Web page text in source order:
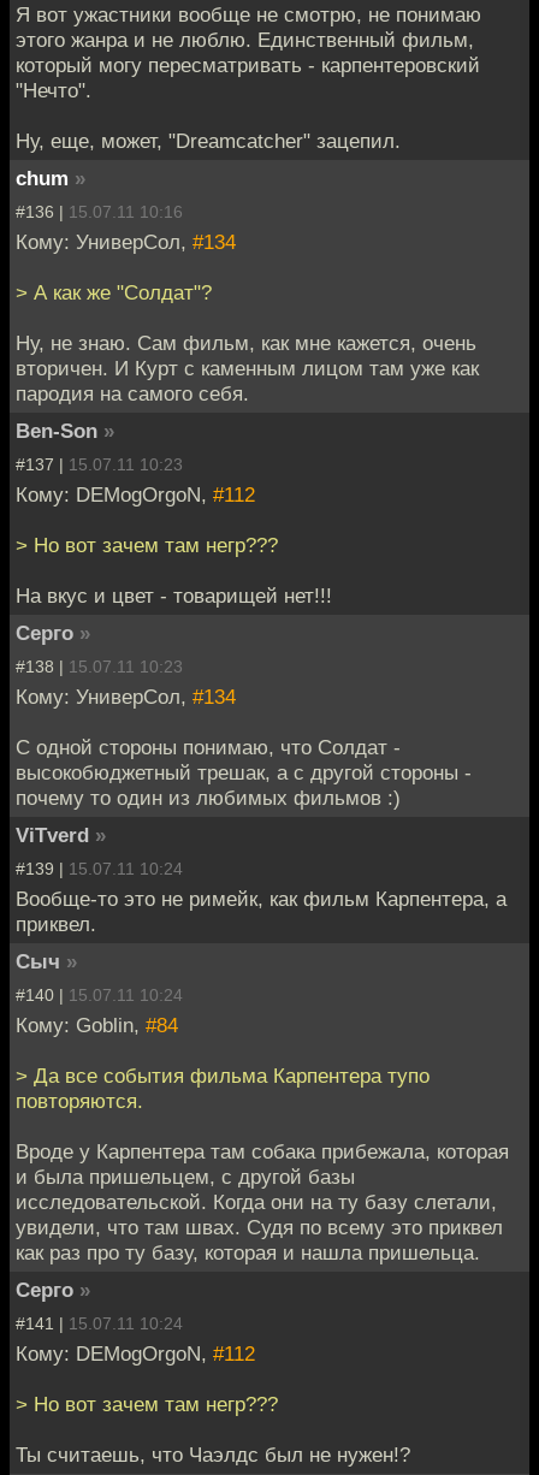
Я вот ужастники вообще не смотрю, не понимаю
этого жанра и не люблю. Единственный фильм,
который могу пересматривать - карпентеровский
"Нечто".
Ну, еще, может, "Dreamcatcher" зацепил.
chum »
#136 | 15.07.11 10:16
Кому: УниверСол, #134
> А как же "Солдат"?
Ну, не знаю. Сам фильм, как мне кажется, очень
вторичен. И Курт с каменным лицом там уже как
пародия на самого себя.
Ben-Son »
#137 | 15.07.11 10:23
Кому: DEMogOrgoN, #112
> Но вот зачем там негр???
На вкус и цвет - товарищей нет!!!
Серго »
#138 | 15.07.11 10:23
Кому: УниверСол, #134
С одной стороны понимаю, что Солдат -
высокобюджетный трешак, а с другой стороны -
почему то один из любимых фильмов :)
ViTverd »
#139 | 15.07.11 10:24
Вообще-то это не римейк, как фильм Карпентера, а
приквел.
Сыч »
#140 | 15.07.11 10:24
Кому: Goblin, #84
> Да все события фильма Карпентера тупо
повторяются.
Вроде у Карпентера там собака прибежала, которая
и была пришельцем, с другой базы
исследовательской. Когда они на ту базу слетали,
увидели, что там швах. Судя по всему это приквел
как раз про ту базу, которая и нашла пришельца.
Серго »
#141 | 15.07.11 10:24
Кому: DEMogOrgoN, #112
> Но вот зачем там негр???
Ты считаешь, что Чаэлдс был не нужен!?